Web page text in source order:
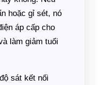
hoặc gỉ sét, nó
áp cấp cho
làm giảm tuổi
sát kết nối